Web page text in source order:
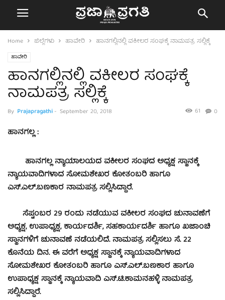
Home ಜಿಲ್ಲೆಗಳು ಹಾವೇರಿ ಹಾನಗಲ್ಲಿನಲ್ಲಿ ವಕೀಲರ ಸಂಘಕ್ಕೆ ನಾಮಪತ್ರ ಸಲ್ಲಿಕ್ಕೆ
ಹಾವೇರಿ
ಹಾನಗಲ್ಲಿನಲ್ಲಿ ವಕೀಲರ ಸಂಘಕ್ಕೆ
ನಾಮಪತ್ರ ಸಲ್ಲಿಕ್ಕೆ
By Prajapragathi- September 20, 2018 0
61
ಹಾನಗಲ್ಲ :
ಹಾನಗಲ್ಲ ನ್ಯಾಯಾಲಯದ ವಕೀಲರ ಸಂಘದ ಅಧ್ಯಕ್ಷ ಸ್ಥಾನಕ್ಕೆ
ನ್ಯಾಯವಾದಿಗಳಾದ ಸೋಮಶೇಖರ ಕೋತಂಬರಿ ಹಾಗೂ
ಎಸ್.ಎಲ್.ಬಣಕಾರ ನಾಮಪತ್ರ ಸಲ್ಲಿಸಿದ್ದಾರೆ.
ಸೆಪ್ಟಂಬರ 29 ರಂದು ನಡೆಯುವ ವಕೀಲರ ಸಂಘದ ಚುನಾವಣೆಗೆ
ಅಧ್ಯಕ್ಷ, ಉಪಾಧ್ಯಕ್ಷ, ಕಾರ್ಯದರ್ಶಿ, ಸಹಕಾರ್ಯದರ್ಶಿ ಹಾಗೂ ಖಜಾಂಚಿ
ಸ್ಥಾನಗಳಿಗೆ ಚುನಾವಣೆ ನಡೆಯಲಿದೆ. ನಾಮಪತ್ರ ಸಲ್ಲಿಸಲು ಸೆ. 22
ಕೊನೆಯ ದಿನ. ಈ ವರೆಗೆ ಅಧ್ಯಕ್ಷ ಸ್ಥಾನಕ್ಕೆ ನ್ಯಾಯವಾದಿಗಳಾದ
ಸೋಮಶೇಖರ ಕೋತಂಬರಿ ಹಾಗೂ ಎಸ್.ಎಲ್.ಬಣಕಾರ ಹಾಗೂ
ಉಪಾಧ್ಯಕ್ಷ ಸ್ಥಾನಕ್ಕೆ ನ್ಯಾಯವಾದಿ ಎಸ್.ಟಿ.ಕಾಮನಹಳ್ಳಿ ನಾಮಪತ್ರ
ಸಲ್ಲಿಸಿದ್ದಾರೆ.